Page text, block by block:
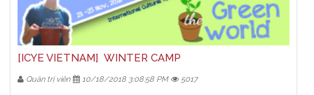
[ICYE VIETNAM] WINTER CAMP
Quản trị viên 10/18/2018 3:08:58 PM 5017